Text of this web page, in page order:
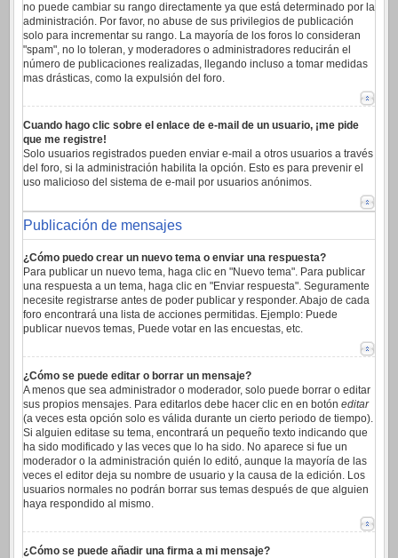
no puede cambiar su rango directamente ya que está determinado por la
administración. Por favor, no abuse de sus privilegios de publicación
solo para incrementar su rango. La mayoría de los foros lo consideran
"spam", no lo toleran, y moderadores o administradores reducirán el
número de publicaciones realizadas, llegando incluso a tomar medidas
mas drásticas, como la expulsión del foro.
Cuando hago clic sobre el enlace de e-mail de un usuario, ¡me pide
que me registre!
Solo usuarios registrados pueden enviar e-mail a otros usuarios a través
del foro, si la administración habilita la opción. Esto es para prevenir el
uso malicioso del sistema de e-mail por usuarios anónimos.
Publicación de mensajes
¿Cómo puedo crear un nuevo tema o enviar una respuesta?
Para publicar un nuevo tema, haga clic en "Nuevo tema". Para publicar
una respuesta a un tema, haga clic en "Enviar respuesta". Seguramente
necesite registrarse antes de poder publicar y responder. Abajo de cada
foro encontrará una lista de acciones permitidas. Ejemplo: Puede
publicar nuevos temas, Puede votar en las encuestas, etc.
¿Cómo se puede editar o borrar un mensaje?
A menos que sea administrador o moderador, solo puede borrar o editar
sus propios mensajes. Para editarlos debe hacer clic en en botón editar
(a veces esta opción solo es válida durante un cierto periodo de tiempo).
Si alguien editase su tema, encontrará un pequeño texto indicando que
ha sido modificado y las veces que lo ha sido. No aparece si fue un
moderador o la administración quién lo editó, aunque la mayoría de las
veces el editor deja su nombre de usuario y la causa de la edición. Los
usuarios normales no podrán borrar sus temas después de que alguien
haya respondido al mismo.
¿Cómo se puede añadir una firma a mi mensaje?